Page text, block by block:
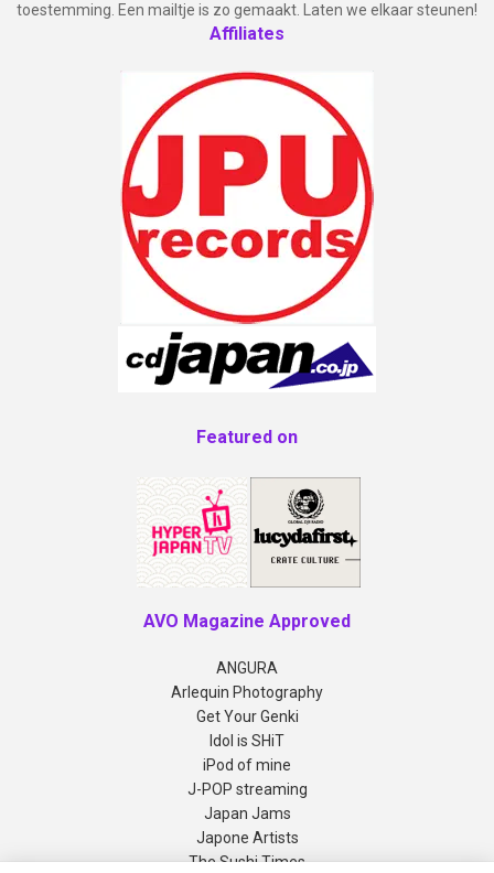
toestemming. Een mailtje is zo gemaakt. Laten we elkaar steunen!
Affiliates
Featured on
AVO Magazine Approved
ANGURA
Arlequin Photography
Get Your Genki
Idol is SHiT
iPod of mine
J-POP streaming
Japan Jams
Japone Artists
The Sushi Times